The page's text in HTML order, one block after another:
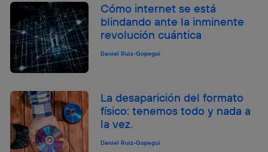
Cómo internet se está
blindando ante la inminente
revolución cuántica
Daniel Ruiz-Gopegui
La desaparición del formato
físico: tenemos todo y nada a
la vez.
Daniel Ruiz-Gopegui